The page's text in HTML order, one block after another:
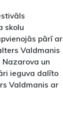
skolu
pārī ar
Valdmanis
Nazarova un
ieguva dalīto
Valdmanis ar